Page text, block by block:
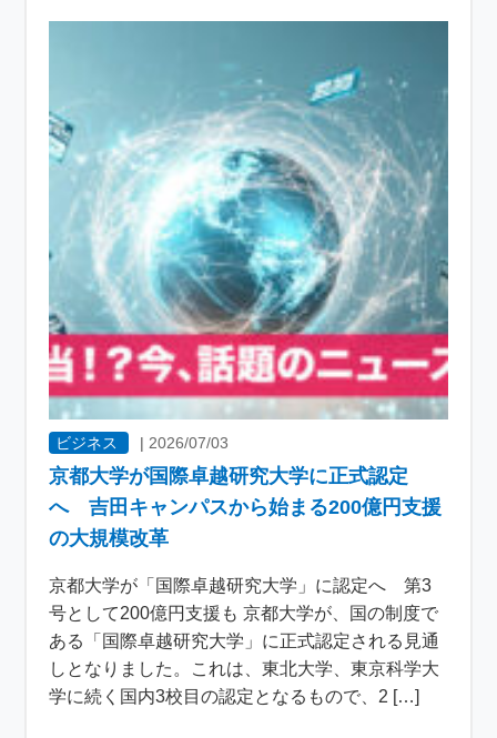
ビジネス | 2026/07/03
京都大学が国際卓越研究大学に正式認定
へ 吉田キャンパスから始まる200億円支援
の大規模改革
京都大学が「国際卓越研究大学」に認定へ 第3
号として200億円支援も 京都大学が、国の制度で
ある「国際卓越研究大学」に正式認定される見通
しとなりました。これは、東北大学、東京科学大
学に続く国内3校目の認定となるもので、2 […]